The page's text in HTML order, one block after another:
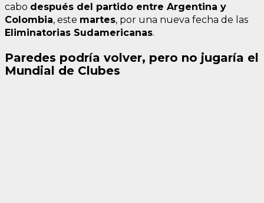
cabo después del partido entre Argentina y
Colombia, este martes, por una nueva fecha de las
Eliminatorias Sudamericanas.
Paredes podría volver, pero no jugaría el
Mundial de Clubes